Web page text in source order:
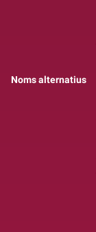
Noms alternatius